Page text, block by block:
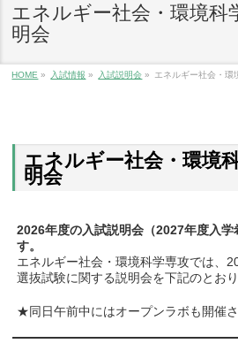
エネルギー社会・環境
明会
HOME » 入試情報 » 入試説明会 » エネルギー社会・
エネルギー社会・環境
明会
2026年度の入試説明会（2027年度入学
す。
エネルギー社会・環境科学専攻では、
選抜試験に関する説明会を下記のとお
★同日午前中にはオープンラボも開